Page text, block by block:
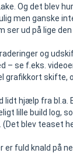
Og det blev
men ganske
ser ud på lige den
og
– se f.eks.
grafikkort skifte,
lidt hjælp fra bl.a.
lille build log,
(Det blev teaset
er fuld knald på